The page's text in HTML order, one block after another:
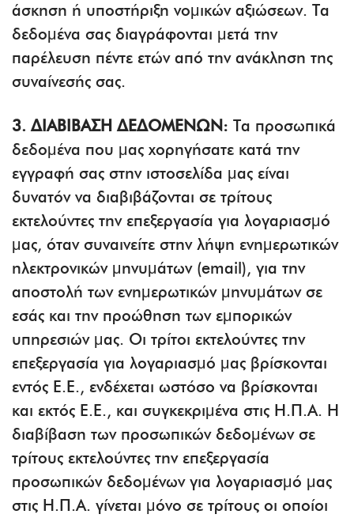
άσκηση ή υποστήριξη νομικών αξιώσεων. Τα
δεδομένα σας διαγράφονται μετά την
παρέλευση πέντε ετών από την ανάκληση της
συναίνεσής σας.
3. ΔΙΑΒΙΒΑΣΗ ΔΕΔΟΜΕΝΩΝ: Τα προσωπικά
δεδομένα που μας χορηγήσατε κατά την
εγγραφή σας στην ιστοσελίδα μας είναι
δυνατόν να διαβιβάζονται σε τρίτους
εκτελούντες την επεξεργασία για λογαριασμό
μας, όταν συναινείτε στην λήψη ενημερωτικών
ηλεκτρονικών μηνυμάτων (email), για την
αποστολή των ενημερωτικών μηνυμάτων σε
εσάς και την προώθηση των εμπορικών
υπηρεσιών μας. Οι τρίτοι εκτελούντες την
επεξεργασία για λογαριασμό μας βρίσκονται
εντός Ε.Ε., ενδέχεται ωστόσο να βρίσκονται
και εκτός Ε.Ε., και συγκεκριμένα στις Η.Π.Α. Η
διαβίβαση των προσωπικών δεδομένων σε
τρίτους εκτελούντες την επεξεργασία
προσωπικών δεδομένων για λογαριασμό μας
στις Η.Π.Α. γίνεται μόνο σε τρίτους οι οποίοι